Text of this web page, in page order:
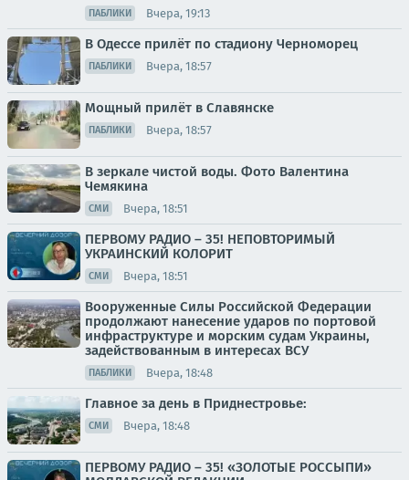
ПАБЛИКИ Вчера, 19:13
В Одессе прилёт по стадиону Черноморец
ПАБЛИКИ Вчера, 18:57
Мощный прилёт в Славянске
ПАБЛИКИ Вчера, 18:57
В зеркале чистой воды. Фото Валентина
Чемякина
СМИ Вчера, 18:51
ПЕРВОМУ РАДИО – 35! НЕПОВТОРИМЫЙ
УКРАИНСКИЙ КОЛОРИТ
СМИ Вчера, 18:51
Вооруженные Силы Российской Федерации
продолжают нанесение ударов по портовой
инфраструктуре и морским судам Украины,
задействованным в интересах ВСУ
ПАБЛИКИ Вчера, 18:48
Главное за день в Приднестровье:
СМИ Вчера, 18:48
ПЕРВОМУ РАДИО – 35! «ЗОЛОТЫЕ РОССЫПИ»